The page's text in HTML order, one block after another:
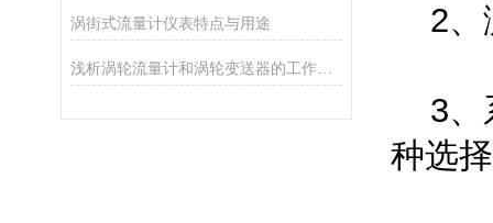
涡街式流量计仪表特点与用途
浅析涡轮流量计和涡轮变送器的工作原理
2、
种选择